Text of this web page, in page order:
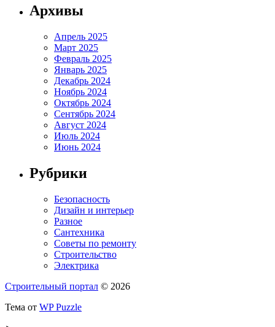
Архивы
Апрель 2025
Март 2025
Февраль 2025
Январь 2025
Декабрь 2024
Ноябрь 2024
Октябрь 2024
Сентябрь 2024
Август 2024
Июль 2024
Июнь 2024
Рубрики
Безопасность
Дизайн и интерьер
Разное
Сантехника
Советы по ремонту
Строительство
Электрика
Строительный портал © 2026
Тема от WP Puzzle